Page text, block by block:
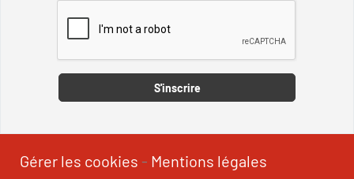
S'inscrire
Gérer les cookies - Mentions légales